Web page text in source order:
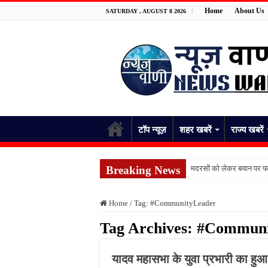
SATURDAY , AUGUST 8 2026 Home About Us
टॉप न्यूज़ शहर खबरें राज्य खबरें
Breaking News मदरसों को लेकर बयान पर
फतेहपुर में नाले से मिले शव की
जंगल में पेड़ से लटका मिला
किशनपुर में निजी क्लीनिकों
Home / Tag: #CommunityLeader
Tag Archives:
यादव महासभा के युवा प्रभारी का